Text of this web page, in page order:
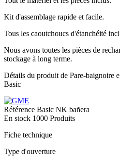
Kit d'assemblage rapide et facile.
Tous les caoutchoucs d'étanchéité
Nous avons toutes les pièces de
stockage à long terme.
Détails du produit de Pare-baignoire
Basic
Référence Basic NK bañera
En stock 1000 Produits
Fiche technique
Type d'ouverture